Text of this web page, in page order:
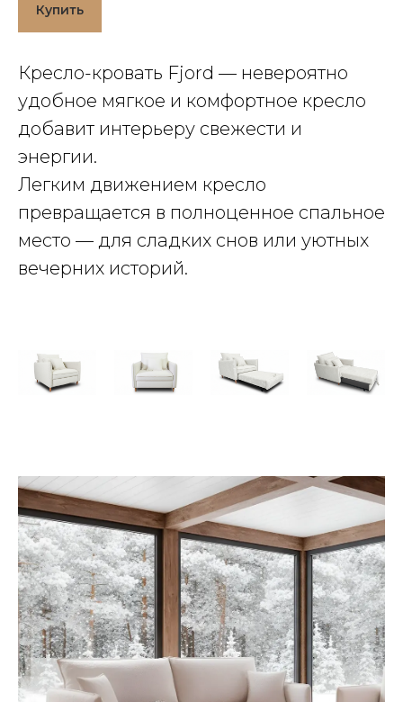
Купить
Кресло-кровать Fjord — невероятно
удобное мягкое и комфортное кресло
добавит интерьеру свежести и
энергии.
Легким движением кресло
превращается в полноценное спальное
место — для сладких снов или уютных
вечерних историй.